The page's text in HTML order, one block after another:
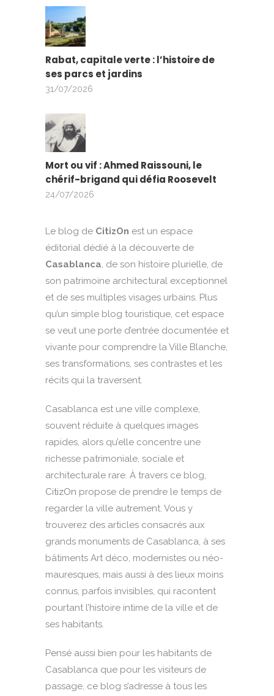
Rabat, capitale verte : l’histoire de
ses parcs et jardins
31/07/2026
Mort ou vif : Ahmed Raissouni, le
chérif-brigand qui défia Roosevelt
24/07/2026
Le blog de CitizOn est un espace
éditorial dédié à la découverte de
Casablanca, de son histoire plurielle, de
son patrimoine architectural exceptionnel
et de ses multiples visages urbains. Plus
qu’un simple blog touristique, cet espace
se veut une porte d’entrée documentée et
vivante pour comprendre la Ville Blanche,
ses transformations, ses contrastes et les
récits qui la traversent.
Casablanca est une ville complexe,
souvent réduite à quelques images
rapides, alors qu’elle concentre une
richesse patrimoniale, sociale et
architecturale rare. À travers ce blog,
CitizOn propose de prendre le temps de
regarder la ville autrement. Vous y
trouverez des articles consacrés aux
grands monuments de Casablanca, à ses
bâtiments Art déco, modernistes ou néo-
mauresques, mais aussi à des lieux moins
connus, parfois invisibles, qui racontent
pourtant l’histoire intime de la ville et de
ses habitants.
Pensé aussi bien pour les habitants de
Casablanca que pour les visiteurs de
passage, ce blog s’adresse à tous les